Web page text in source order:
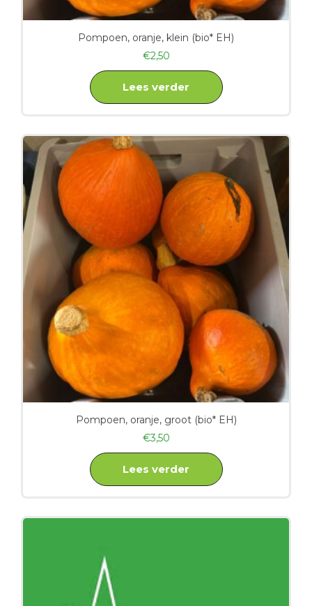
Pompoen, oranje, klein (bio* EH)
€2,50
Lees verder
Pompoen, oranje, groot (bio* EH)
€3,50
Lees verder